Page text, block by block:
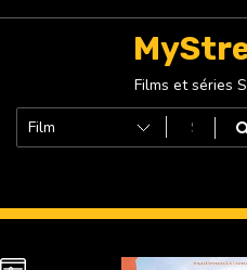
Films et séries